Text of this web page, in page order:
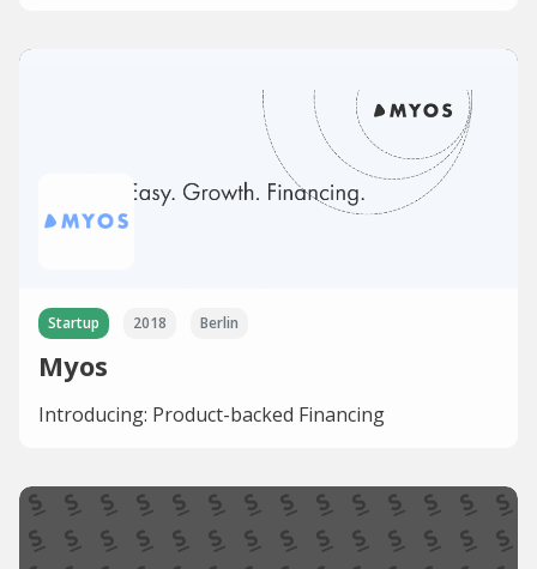
Startup 2018 Berlin
Myos
Introducing: Product-backed Financing